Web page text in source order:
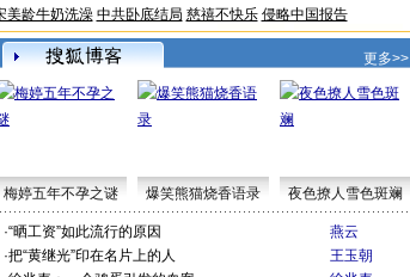
美龄牛奶洗澡 中共卧底结局 慈禧不快乐 侵略中国报告
更多>>
梅婷五年不孕之谜 爆笑熊猫烧香语录 夜色撩人雪色斑斓
·“晒工资”如此流行的原因
燕云
·把“黄继光”印在名片上的人
王玉朝